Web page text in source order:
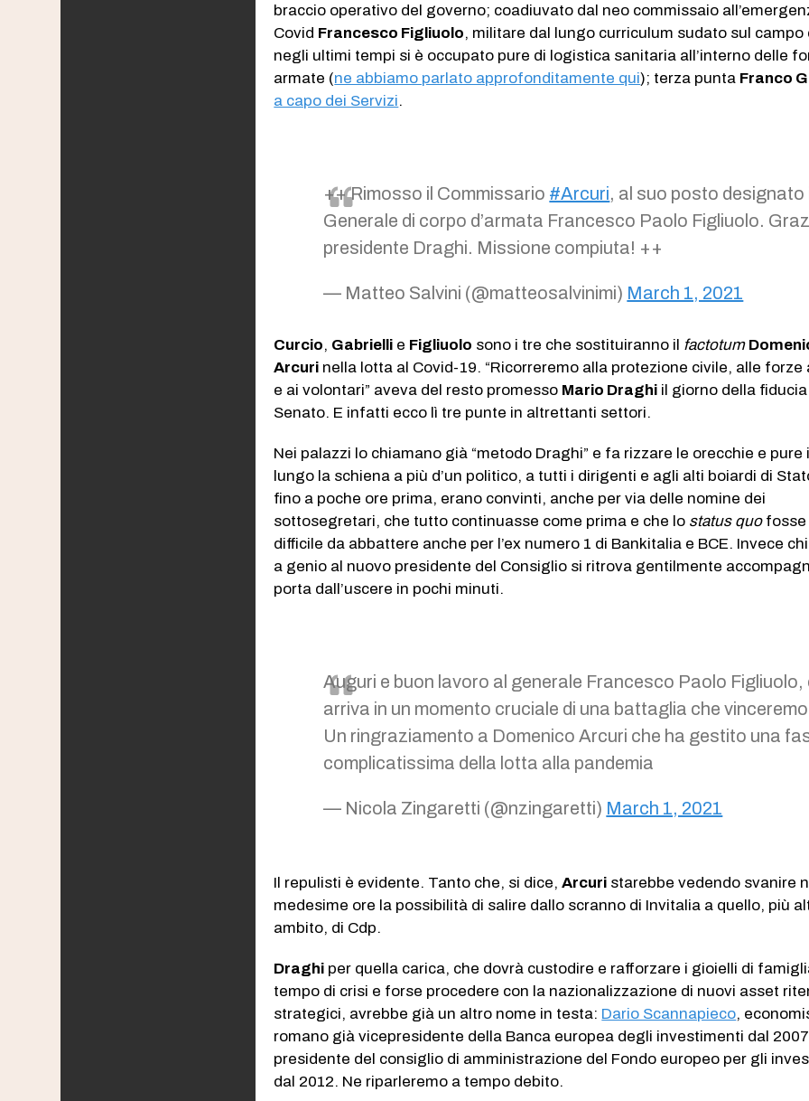
braccio operativo del governo; coadiuvato dal neo commissaio
Covid Francesco Figliuolo, militare dal lungo curriculum sudato sul campo
negli ultimi tempi si è occupato pure di logistica sanitaria all’interno delle
armate (ne abbiamo parlato approfonditamente qui); terza punta Franco
a capo dei Servizi.
++ Rimosso il Commissario #Arcuri, al suo posto designato
Generale di corpo d’armata Francesco Paolo Figliuolo.
presidente Draghi. Missione compiuta! ++
— Matteo Salvini (@matteosalvinimi) March 1, 2021
Curcio, Gabrielli e Figliuolo sono i tre che sostituiranno il factotum
Arcuri nella lotta al Covid-19. “Ricorreremo alla protezione civile, alle forze
e ai volontari” aveva del resto promesso Mario Draghi il giorno della fiducia
Senato. E infatti ecco lì tre punte in altrettanti settori.
Nei palazzi lo chiamano già “metodo Draghi” e fa rizzare le orecchie e pure
lungo la schiena a più d’un politico, a tutti i dirigenti e agli alti boiardi di
fino a poche ore prima, erano convinti, anche per via delle nomine dei
sottosegretari, che tutto continuasse come prima e che lo status quofosse
difficile da abbattere anche per l’ex numero 1 di Bankitalia e BCE. Invece
a genio al nuovo presidente del Consiglio si ritrova gentilmente
porta dall’uscere in pochi minuti.
Auguri e buon lavoro al generale Francesco Paolo Figliuolo,
arriva in un momento cruciale di una battaglia che
Un ringraziamento a Domenico Arcuri che ha gestito una
complicatissima della lotta alla pandemia
— Nicola Zingaretti (@nzingaretti) March 1, 2021
Il repulisti è evidente. Tanto che, si dice,Arcuri starebbe vedendo svanire
medesime ore la possibilità di salire dallo scranno di Invitalia a quello, più
ambito, di Cdp.
Draghi per quella carica, che dovrà custodire e rafforzare i gioielli di
tempo di crisi e forse procedere con la nazionalizzazione di nuovi asset
strategici, avrebbe già un altro nome in testa: Dario Scannapieco,
romano già vicepresidente della Banca europea degli investimenti dal
presidente del consiglio di amministrazione del Fondo europeo per gli
dal 2012. Ne riparleremo a tempo debito.